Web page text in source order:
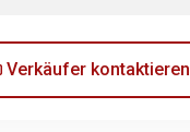
Verkäufer kontaktieren